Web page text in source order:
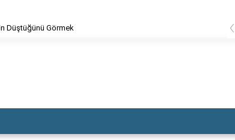
Kırılması ‹